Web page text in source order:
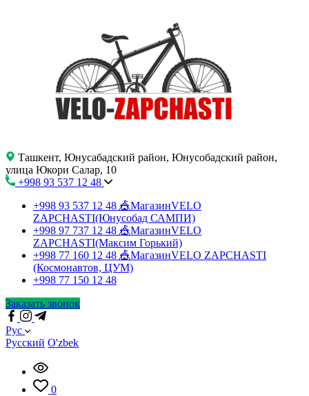
Ташкент, Юнусабадский район, Юнусобадский район,
улица Юкори Салар, 10
+998 93 537 12 48
+998 93 537 12 48 🎪МагазинVELO
ZAPCHASTI(Юнусобад САМПИ)
+998 97 737 12 48 🎪МагазинVELO
ZAPCHASTI(Максим Горький)
+998 77 160 12 48 🎪МагазинVELO ZAPCHASTI
(Космонавтов, ЦУМ)
+998 77 150 12 48
Заказать звонок
Рус
Русский O'zbek
0